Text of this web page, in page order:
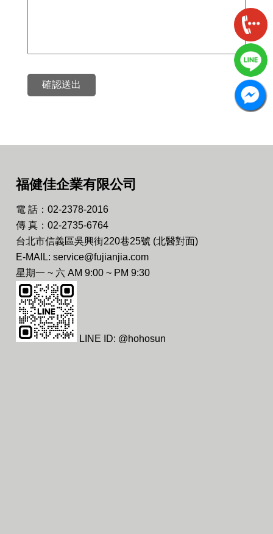
確認送出
福健佳企業有限公司
電 話：02-2378-2016
傳 真：02-2735-6764
台北市信義區吳興街220巷25號 (北醫對面)
E-MAIL: service@fujianjia.com
星期一 ~ 六 AM 9:00 ~ PM 9:30
LINE ID: @hohosun